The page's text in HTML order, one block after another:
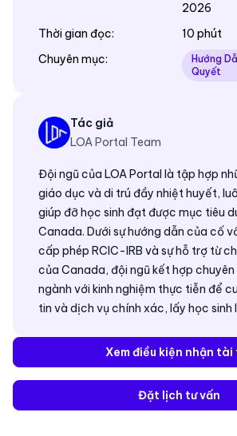
2026
Thời gian đọc:
10 phút
Chuyên mục:
Hướng
Quyết
Tác giả
LOA Portal Team
Đội ngũ của LOA Portal là tập hợp
giáo dục và di trú đầy nhiệt huyết,
giúp đỡ học sinh đạt được mục tiêu
Canada. Dưới sự hướng dẫn của cố
cấp phép RCIC-IRB và sự hỗ trợ từ
của Canada, đội ngũ kết hợp
ngành với kinh nghiệm thực tiễn để
tin và dịch vụ chính xác, lấy học sinh
Xem điều kiện nhận tài
Đặt lịch tư vấn